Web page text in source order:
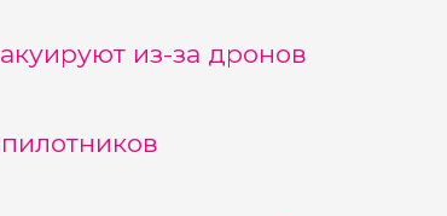
из-за дронов